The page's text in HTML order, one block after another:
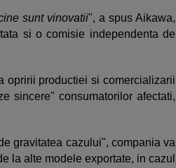
sunt vinovatii", a spus Aikawa,
si o comisie independenta de
opririi productiei si comercializarii
sincere" consumatorilor afectati,
gravitatea cazului", compania va
la alte modele exportate, in cazul